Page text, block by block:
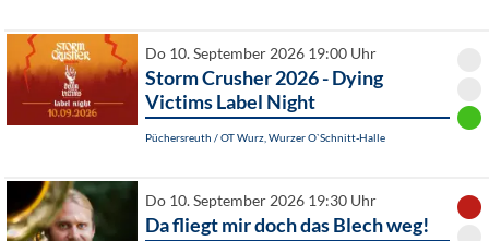
Do 10. September 2026 19:00 Uhr
Storm Crusher 2026 - Dying
Victims Label Night
Püchersreuth / OT Wurz, Wurzer O`Schnitt-Halle
Do 10. September 2026 19:30 Uhr
Da fliegt mir doch das Blech weg!